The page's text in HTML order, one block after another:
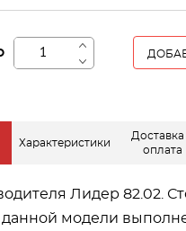
Характеристики
Доставка
оплата
Лидер 82.02.
модели